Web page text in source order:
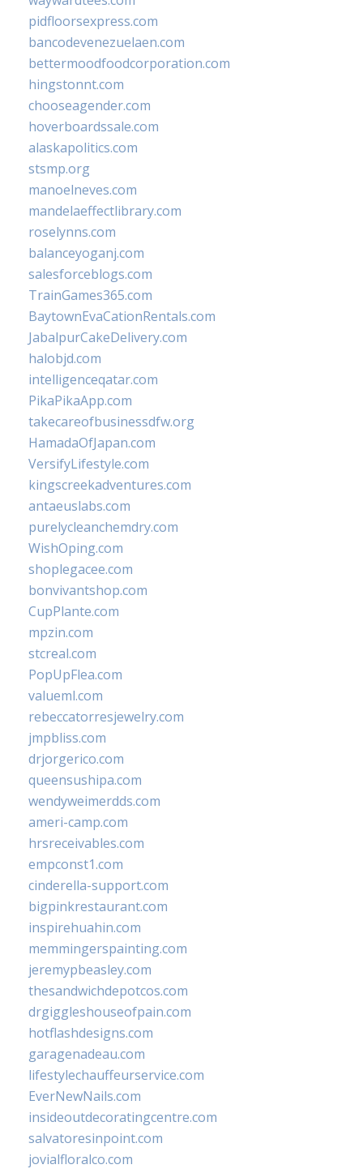
pidfloorsexpress.com
bancodevenezuelaen.com
bettermoodfoodcorporation.com
hingstonnt.com
chooseagender.com
hoverboardssale.com
alaskapolitics.com
stsmp.org
manoelneves.com
mandelaeffectlibrary.com
roselynns.com
balanceyoganj.com
salesforceblogs.com
TrainGames365.com
BaytownEvaCationRentals.com
JabalpurCakeDelivery.com
halobjd.com
intelligenceqatar.com
PikaPikaApp.com
takecareofbusinessdfw.org
HamadaOfJapan.com
VersifyLifestyle.com
kingscreekadventures.com
antaeuslabs.com
purelycleanchemdry.com
WishOping.com
shoplegacee.com
bonvivantshop.com
CupPlante.com
mpzin.com
stcreal.com
PopUpFlea.com
valueml.com
rebeccatorresjewelry.com
jmpbliss.com
drjorgerico.com
queensushipa.com
wendyweimerdds.com
ameri-camp.com
hrsreceivables.com
empconst1.com
cinderella-support.com
bigpinkrestaurant.com
inspirehuahin.com
memmingerspainting.com
jeremypbeasley.com
thesandwichdepotcos.com
drgiggleshouseofpain.com
hotflashdesigns.com
garagenadeau.com
lifestylechauffeurservice.com
EverNewNails.com
insideoutdecoratingcentre.com
salvatoresinpoint.com
jovialfloralco.com